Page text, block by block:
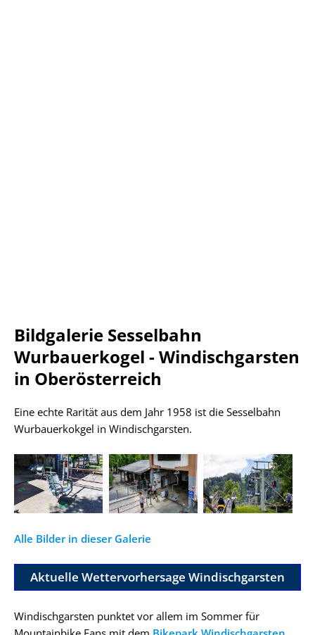
Bildgalerie Sesselbahn
Wurbauerkogel - Windischgarsten
in Oberösterreich
Eine echte Rarität aus dem Jahr 1958 ist die Sesselbahn
Wurbauerkokgel in Windischgarsten.
Alle Bilder in dieser Galerie
Aktuelle Wettervorhersage Windischgarsten
Windischgarsten punktet vor allem im Sommer für